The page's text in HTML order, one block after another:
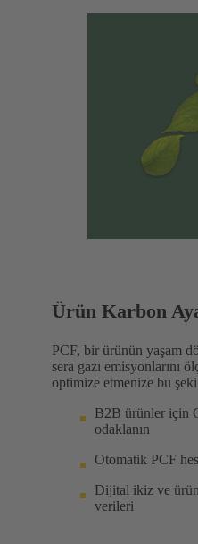
Ürün Karbon
PCF, bir ürünün yaşam
sera gazı emisyonlarını
optimize etmenize bu
B2B ürünler için
odaklanın
Otomatik PCF
Dijital ikiz ve
verileri